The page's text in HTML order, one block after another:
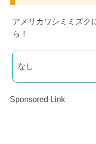
アメリカワシミミズク
ら！
なし
Sponsored Link